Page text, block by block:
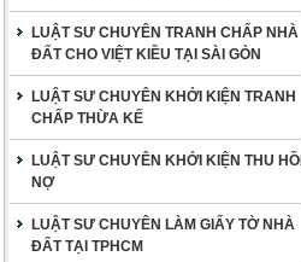
LUẬT SƯ CHUYÊN TRANH CHẤP NHÀ
ĐẤT CHO VIỆT KIỀU TẠI SÀI GÒN
LUẬT SƯ CHUYÊN KHỞI KIỆN TRANH
CHẤP THỪA KẾ
LUẬT SƯ CHUYÊN KHỞI KIỆN THU HỒI
NỢ
LUẬT SƯ CHUYÊN LÀM GIẤY TỜ NHÀ
ĐẤT TẠI TPHCM